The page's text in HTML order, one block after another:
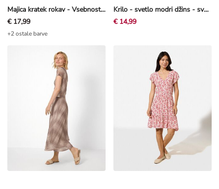
Majica kratek rokav - Vsebnost modala - rjava
€ 17,99
+2 ostale barve
Krilo - svetlo modri džins - svetlo modra
€ 14,99